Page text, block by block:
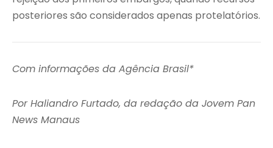
posteriores são considerados apenas protelatórios.
Com informações da Agência Brasil*
Por Haliandro Furtado, da redação da Jovem Pan
News Manaus